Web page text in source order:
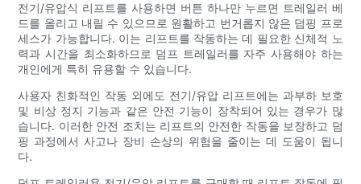
전기/유압식 리프트를 사용하면 버튼 하나만 누르면 트레일러 베
드를 올리고 내릴 수 있으므로 원활하고 번거롭지 않은 덤핑 프로
세스가 가능합니다. 이는 리프트를 작동하는 데 필요한 신체적 노
력과 시간을 최소화하므로 덤프 트레일러를 자주 사용해야 하는
개인에게 특히 유용할 수 있습니다.
사용자 친화적인 작동 외에도 전기/유압 리프트에는 과부하 보호
및 비상 정지 기능과 같은 안전 기능이 장착되어 있는 경우가 많
습니다. 이러한 안전 조치는 리프트의 안전한 작동을 보장하고 덤
핑 과정에서 사고나 장비 손상의 위험을 줄이는 데 도움이 됩니
다.